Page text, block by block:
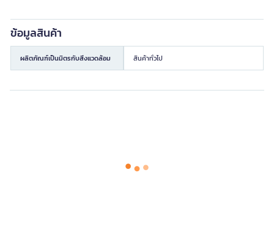
ข้อมูลสินค้า
ผลิตภัณฑ์เป็นมิตรกับสิ่งแวดล้อม สินค้าทั่วไป